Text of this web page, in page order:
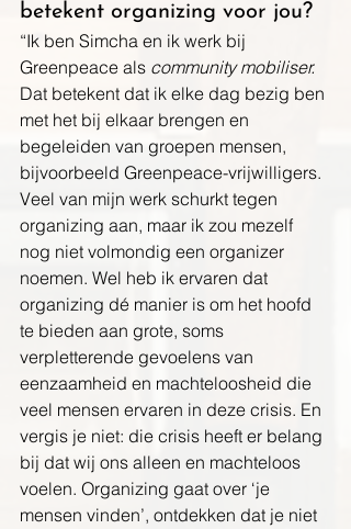
betekent organizing voor jou?
“Ik ben Simcha en ik werk bij
Greenpeace als community mobiliser.
Dat betekent dat ik elke dag bezig ben
met het bij elkaar brengen en
begeleiden van groepen mensen,
bijvoorbeeld Greenpeace-vrijwilligers.
Veel van mijn werk schurkt tegen
organizing aan, maar ik zou mezelf
nog niet volmondig een organizer
noemen. Wel heb ik ervaren dat
organizing dé manier is om het hoofd
te bieden aan grote, soms
verpletterende gevoelens van
eenzaamheid en machteloosheid die
veel mensen ervaren in deze crisis. En
vergis je niet: die crisis heeft er belang
bij dat wij ons alleen en machteloos
voelen. Organizing gaat over ‘je
mensen vinden’, ontdekken dat je niet